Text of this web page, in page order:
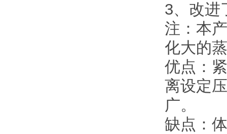
3、改进
注：本
化大的
优点：
离设定
广。
缺点：